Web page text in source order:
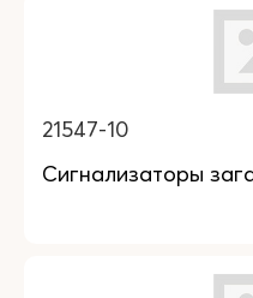
21547-10
Сигнализаторы